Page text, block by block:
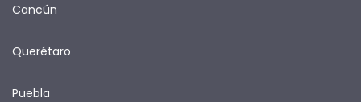
Cancún
Querétaro
Puebla